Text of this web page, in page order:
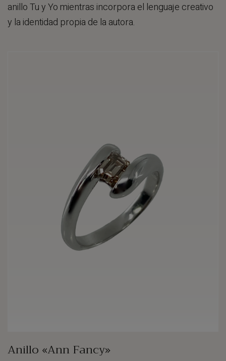
anillo Tu y Yo mientras incorpora el lenguaje creativo
y la identidad propia de la autora.
Anillo «Ann Fancy»